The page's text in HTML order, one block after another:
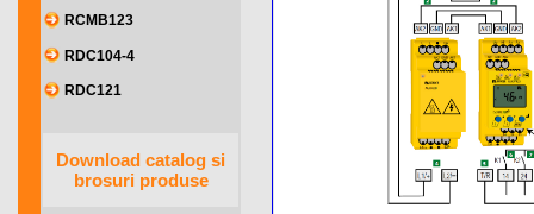
RCMB123
RDC104-4
RDC121
Download catalog si
brosuri produse